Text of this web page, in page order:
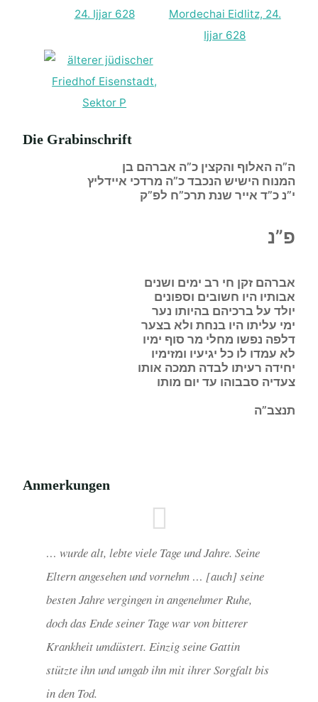
Die Grabinschrift
ה”ה האלוף והקצין כ”ה אברהם בן
המנוח הישיש הנכבד כ”ה מרדכי איידליץ
י”נ כ”ד אייר שנת תרכ”ח לפ”ק
פ”נ
אברהם זקן חי רב ימים ושנים
אבותיו היו חשובים וספונים
יולד על ברכיהם בהיותו נער
ימי עליתו היו בנחת ולא בצער
דלפה נפשו מחלי מר סוף ימיו
לא עמדו לו כל יגיעיו ומזימיו
יחידה רעיתו לבדה תמכה אותו
צעדיה סבבוהו עד יום מותו
תנצב”ה
Anmerkungen
… wurde alt, lebte viele Tage und Jahre. Seine
Eltern angesehen und vornehm … [auch] seine
besten Jahre vergingen in angenehmer Ruhe,
doch das Ende seiner Tage war von bitterer
Krankheit umdüstert. Einzig seine Gattin
stützte ihn und umgab ihn mit ihrer Sorgfalt bis
in den Tod.